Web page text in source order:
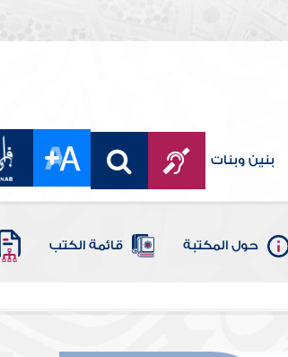
بنين وبنات
حول المكتبة قائمة الكتب